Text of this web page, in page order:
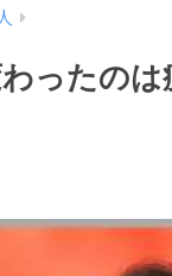
ったの